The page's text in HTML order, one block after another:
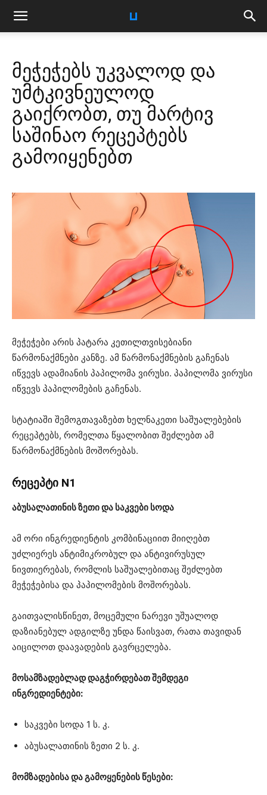
მეჭეჭებს უკვალოდ და
უმტკივნეულოდ
გაიქრობთ, თუ მარტივ
საშინაო რეცეპტებს
გამოიყენებთ
მეჭეჭები არის პატარა კეთილთვისებიანი
წარმონაქმნები კანზე. ამ წარმონაქმნების გაჩენას
იწვევს ადამიანის პაპილომა ვირუსი. პაპილომა ვირუსი
იწვევს პაპილომების გაჩენას.
სტატიაში შემოგთავაზებთ ხელნაკეთი საშუალებების
რეცეპტებს, რომელთა წყალობით შეძლებთ ამ
წარმონაქმნების მოშორებას.
რეცეპტი N1
აბუსალათინის ზეთი და საკვები სოდა
ამ ორი ინგრედიენტის კომბინაციით მიიღებთ
უძლიერეს ანტიმიკრობულ და ანტივირუსულ
ნივთიერებას, რომლის საშუალებითაც შეძლებთ
მეჭეჭებისა და პაპილომების მოშორებას.
გაითვალისწინეთ, მოცემული ნარევი უშუალოდ
დაზიანებულ ადგილზე უნდა წაისვათ, რათა თავიდან
აიცილოთ დაავადების გავრცელება.
მოსამზადებლად დაგჭირდებათ შემდეგი
ინგრედიენტები:
საკვები სოდა 1 ს. კ.
აბუსალათინის ზეთი 2 ს. კ.
მომზადებისა და გამოყენების წესები: